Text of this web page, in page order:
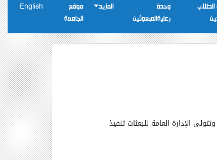
وحدة
رعايةالمبعوثين
المزيد
موقع
الجامعة
English
التشيك منح دراسية لإجراء أبحاث مابعد الدكتوراه – جمع المادة العلمية للدكتوراه للعام الدراسى 2012 / 2013 ، وتتولى الإدارة العامة للبعثات تنفيذ